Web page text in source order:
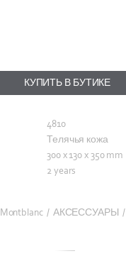
КУПИТЬ В БУТИКЕ
4810
Телячья кожа
300 x 130 x 350 mm
2 years
Montblanc / АКСЕССУАРЫ /